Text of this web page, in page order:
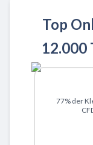
Top
12.000
77% der